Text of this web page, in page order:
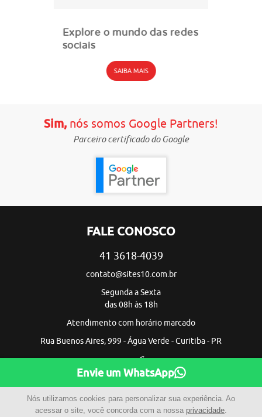
Explore o mundo das redes
sociais
SAIBA MAIS
Sim,nós somos Google Partners!
Parceiro certificado do Google
FALE CONOSCO
41 3618-4039
contato@sites10.com.br
Segunda a Sexta
das 08h às 18h
Atendimento com horário marcado
Rua Buenos Aires, 999 - Água Verde - Curitiba - PR
Envie um WhatsApp
Nós utilizamos cookies para personalizar sua experiência. Ao
acessar o site, você concorda com a nossa privacidade.